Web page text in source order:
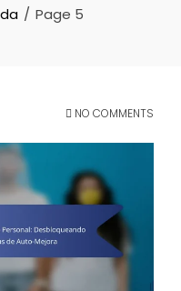
Page 5
NO COMMENTS